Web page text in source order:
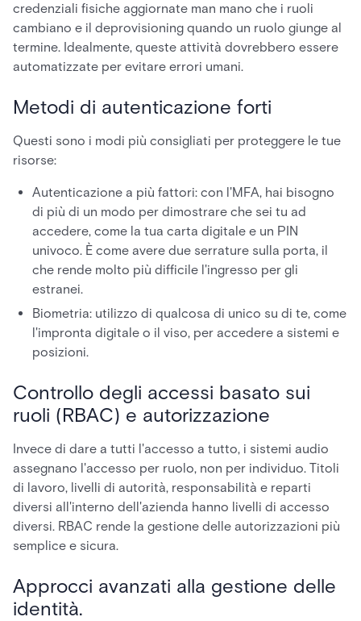
credenziali fisiche aggiornate man mano che i ruoli
cambiano e il deprovisioning quando un ruolo giunge al
termine. Idealmente, queste attività dovrebbero essere
automatizzate per evitare errori umani.
Metodi di autenticazione forti
Questi sono i modi più consigliati per proteggere le tue
risorse:
Autenticazione a più fattori: con l'MFA, hai bisogno
di più di un modo per dimostrare che sei tu ad
accedere, come la tua carta digitale e un PIN
univoco. È come avere due serrature sulla porta, il
che rende molto più difficile l'ingresso per gli
estranei.
Biometria: utilizzo di qualcosa di unico su di te, come
l'impronta digitale o il viso, per accedere a sistemi e
posizioni.
Controllo degli accessi basato sui
ruoli (RBAC) e autorizzazione
Invece di dare a tutti l'accesso a tutto, i sistemi audio
assegnano l'accesso per ruolo, non per individuo. Titoli
di lavoro, livelli di autorità, responsabilità e reparti
diversi all'interno dell'azienda hanno livelli di accesso
diversi. RBAC rende la gestione delle autorizzazioni più
semplice e sicura.
Approcci avanzati alla gestione delle
identità.